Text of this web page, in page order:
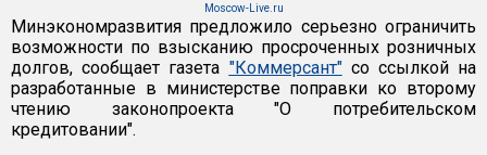
Moscow-Live.ru
Минэкономразвития предложило серьезно ограничить
возможности по взысканию просроченных розничных
долгов, сообщает газета "Коммерсант"со ссылкой на
разработанные в министерстве поправки ко второму
чтению законопроекта "О потребительском
кредитовании".